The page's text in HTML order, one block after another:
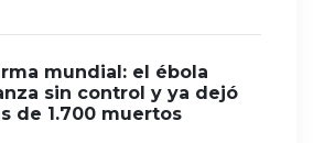
mundial: el ébola
sin control y ya dejó
de 1.700 muertos